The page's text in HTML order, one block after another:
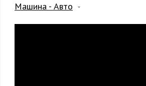
Машина - Авто